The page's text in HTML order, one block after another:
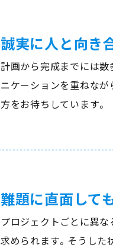
誠実に人と向き
計画から完成までには数
ニケーションを重ねな
方をお待ちしています。
難題に直面して
プロジェクトごとに異な
求められます。そうした